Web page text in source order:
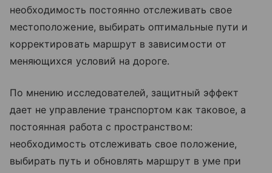
необходимость постоянно отслеживать свое
местоположение, выбирать оптимальные пути и
корректировать маршрут в зависимости от
меняющихся условий на дороге.
По мнению исследователей, защитный эффект
дает не управление транспортом как таковое, а
постоянная работа с пространством:
необходимость отслеживать свое положение,
выбирать путь и обновлять маршрут в уме при